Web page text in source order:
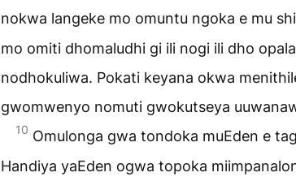
nokwa langeke mo omuntu ngoka e mu
mo omiti dhomaludhi gi ili nogi ili dho
nodhokuliwa. Pokati keyana okwa
gwomwenyo nomuti gwokutseya
10 Omulonga gwa tondoka muEden e
Handiya yaEden ogwa topoka